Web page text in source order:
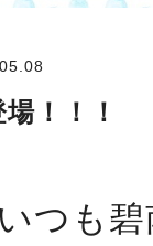
！！！
いつも